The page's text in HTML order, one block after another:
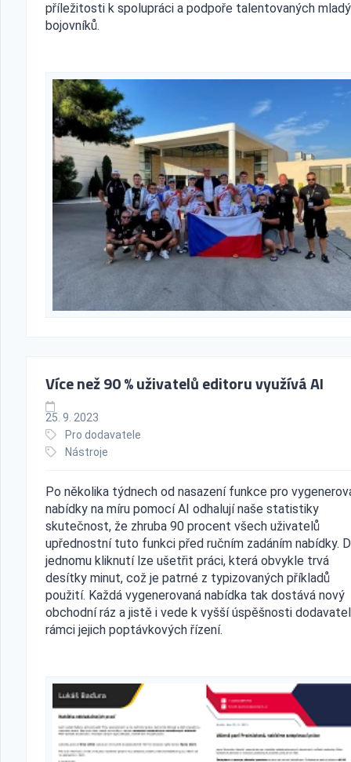
příležitosti k spolupráci a podpoře talentovaných
bojovníků.
Více než 90 % uživatelů editoru využívá AI
25. 9. 2023
Pro dodavatele
Nástroje
Po několika týdnech od nasazení funkce pro
nabídky na míru pomocí AI odhalují naše statistiky
skutečnost, že zhruba 90 procent všech uživatelů
upřednostní tuto funkci před ručním zadáním nabídky.
jednomu kliknutí lze ušetřit práci, která obvykle trvá
desítky minut, což je patrné z typizovaných příkladů
použití. Každá vygenerovaná nabídka tak dostává nový
obchodní ráz a jistě i vede k vyšší úspěšnosti
rámci jejich poptávkových řízení.